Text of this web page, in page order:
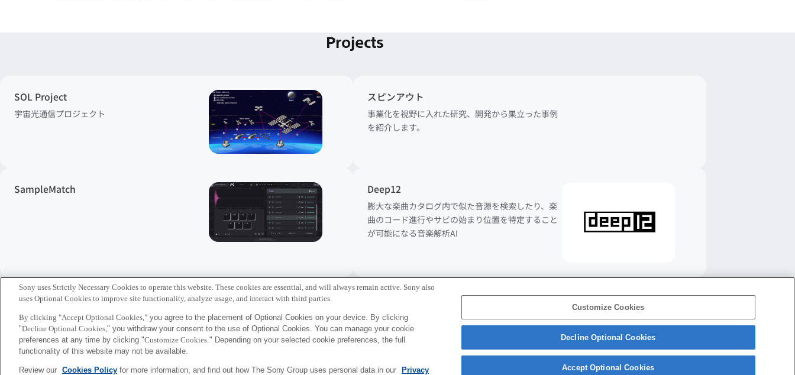
Projects
SOL Project
宇宙光通信プロジェクト
スピンアウト
事業化を視野に入れた研究、開発から巣立った事例
を紹介します。
SampleMatch Deep12
膨大な楽曲カタログ内で似た音源を検索したり、楽
曲のコード進行やサビの始まり位置を特定すること
が可能になる音楽解析AI
Sony
Sony uses Strictly Necessary Cookies to operate this website. These cookies are essential, and will always remain active. Sony also
uses Optional Cookies to improve site functionality, analyze usage, and interact with third parties.
By clicking "Accept Optional Cookies," you agree to the placement of Optional Cookies on your device. By clicking
"Decline Optional Cookies," you withdraw your consent to the use of Optional Cookies. You can manage your cookie
preferences at any time by clicking "Customize Cookies." Depending on your selected cookie preferences, the full
functionality of this website may not be available.
Review our Cookies Policy for more information, and find out how The Sony Group uses personal data in our Privacy
Customize Cookies
Decline Optional Cookies
Accept Optional Cookies